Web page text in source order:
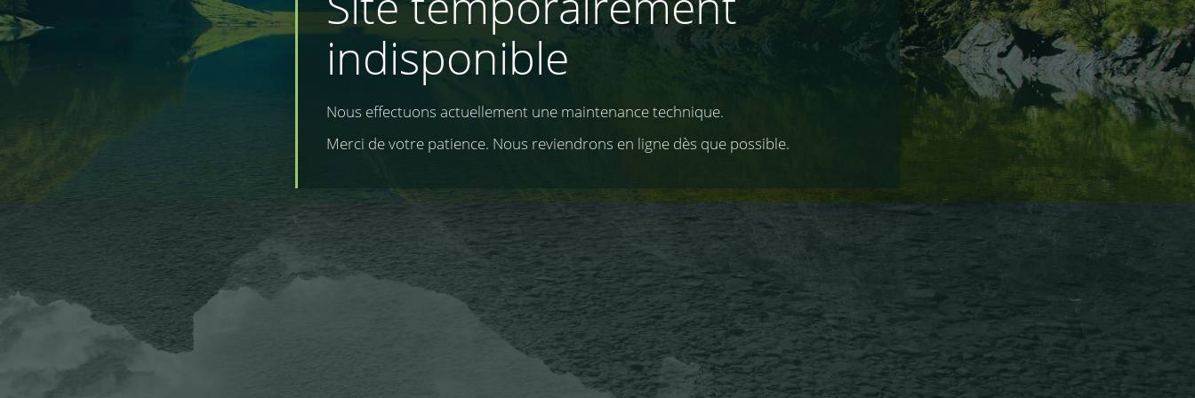
indisponible
Nous effectuons actuellement une maintenance technique.
Merci de votre patience. Nous reviendrons en ligne dès que possible.